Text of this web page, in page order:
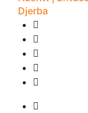
Djerba